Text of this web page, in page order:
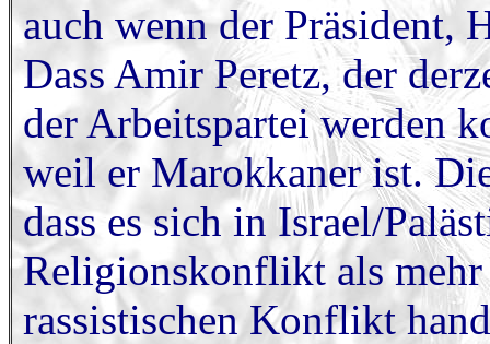
auch wenn der Präsident,
Dass Amir Peretz, der
der Arbeitspartei werden
weil er Marokkaner ist.
dass es sich in Israel/
Religionskonflikt als
rassistischen Konflikt